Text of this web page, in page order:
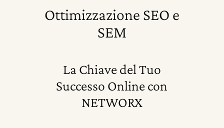
Ottimizzazione SEO e
SEM
La Chiave del Tuo
Successo Online con
NETWORX